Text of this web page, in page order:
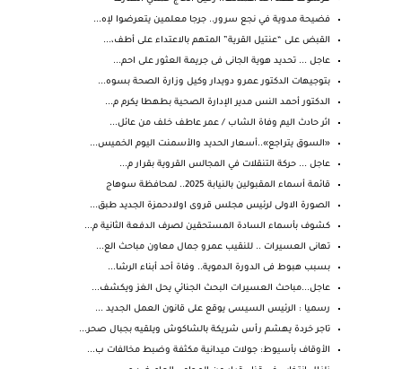
فضيحة مدوية في نجع سرور.. جرجا معلمين يتعرضوا لإه...
القبض على “عنتيل القرية” المتهم بالاعتداء على أطف،...
عاجل ... تحديد هوية الجانى فى جريمة العثور على احم...
بتوجيهات الدكتور عمرو دويدار وكيل وزارة الصحة بسوه...
الدكتور أحمد النس مدير الإدارة الصحية بطهطا يكرم م...
اثر حادث اليم وفاة الشاب / عمر عاطف خلف من ‏عائل...
«السوق يتراجع»..أسعار الحديد والأسمنت اليوم الخميس...
عاجل ... حركة التنقلات في المجالس القروية بقرار م...
قائمة أسماء المقبولين بالنيابة 2025.. لمحافظة سوهاج
الصورة الاولى لرئيس مجلس قروى اولادحمزة الجديد طبق...
كشوف بأسماء السادة المستحقين لصرف الدفعة الثانية م...
تهانى العسيرات .. للنقيب عمرو جمال معاون مباحث الع...
بسبب هبوط فى الدورة الدموية.. وفاة أحد أبناء الرشا...
عاجل...مباحث العسيرات البحث الجنائي يحل الغز ويكشف...
رسميا : الرئيس السيسى يوقع على قانون العمل الجديد ...
تاجر خردة يهشم رأس شريكة بالشاكوش ويلقيه بجبال صحر...
الأوقاف بأسيوط: جولات ميدانية مكثفة وضبط مخالفات ب...